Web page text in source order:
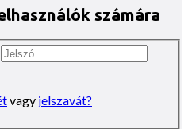
számára
vagy jelszavát?